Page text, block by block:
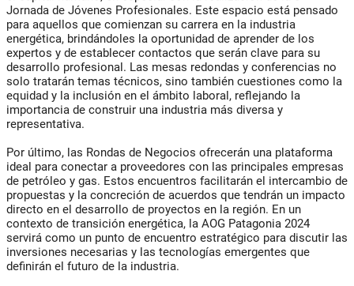
Jornada de Jóvenes Profesionales. Este espacio está pensado
para aquellos que comienzan su carrera en la industria
energética, brindándoles la oportunidad de aprender de los
expertos y de establecer contactos que serán clave para su
desarrollo profesional. Las mesas redondas y conferencias no
solo tratarán temas técnicos, sino también cuestiones como la
equidad y la inclusión en el ámbito laboral, reflejando la
importancia de construir una industria más diversa y
representativa.
Por último, las Rondas de Negocios ofrecerán una plataforma
ideal para conectar a proveedores con las principales empresas
de petróleo y gas. Estos encuentros facilitarán el intercambio de
propuestas y la concreción de acuerdos que tendrán un impacto
directo en el desarrollo de proyectos en la región. En un
contexto de transición energética, la AOG Patagonia 2024
servirá como un punto de encuentro estratégico para discutir las
inversiones necesarias y las tecnologías emergentes que
definirán el futuro de la industria.